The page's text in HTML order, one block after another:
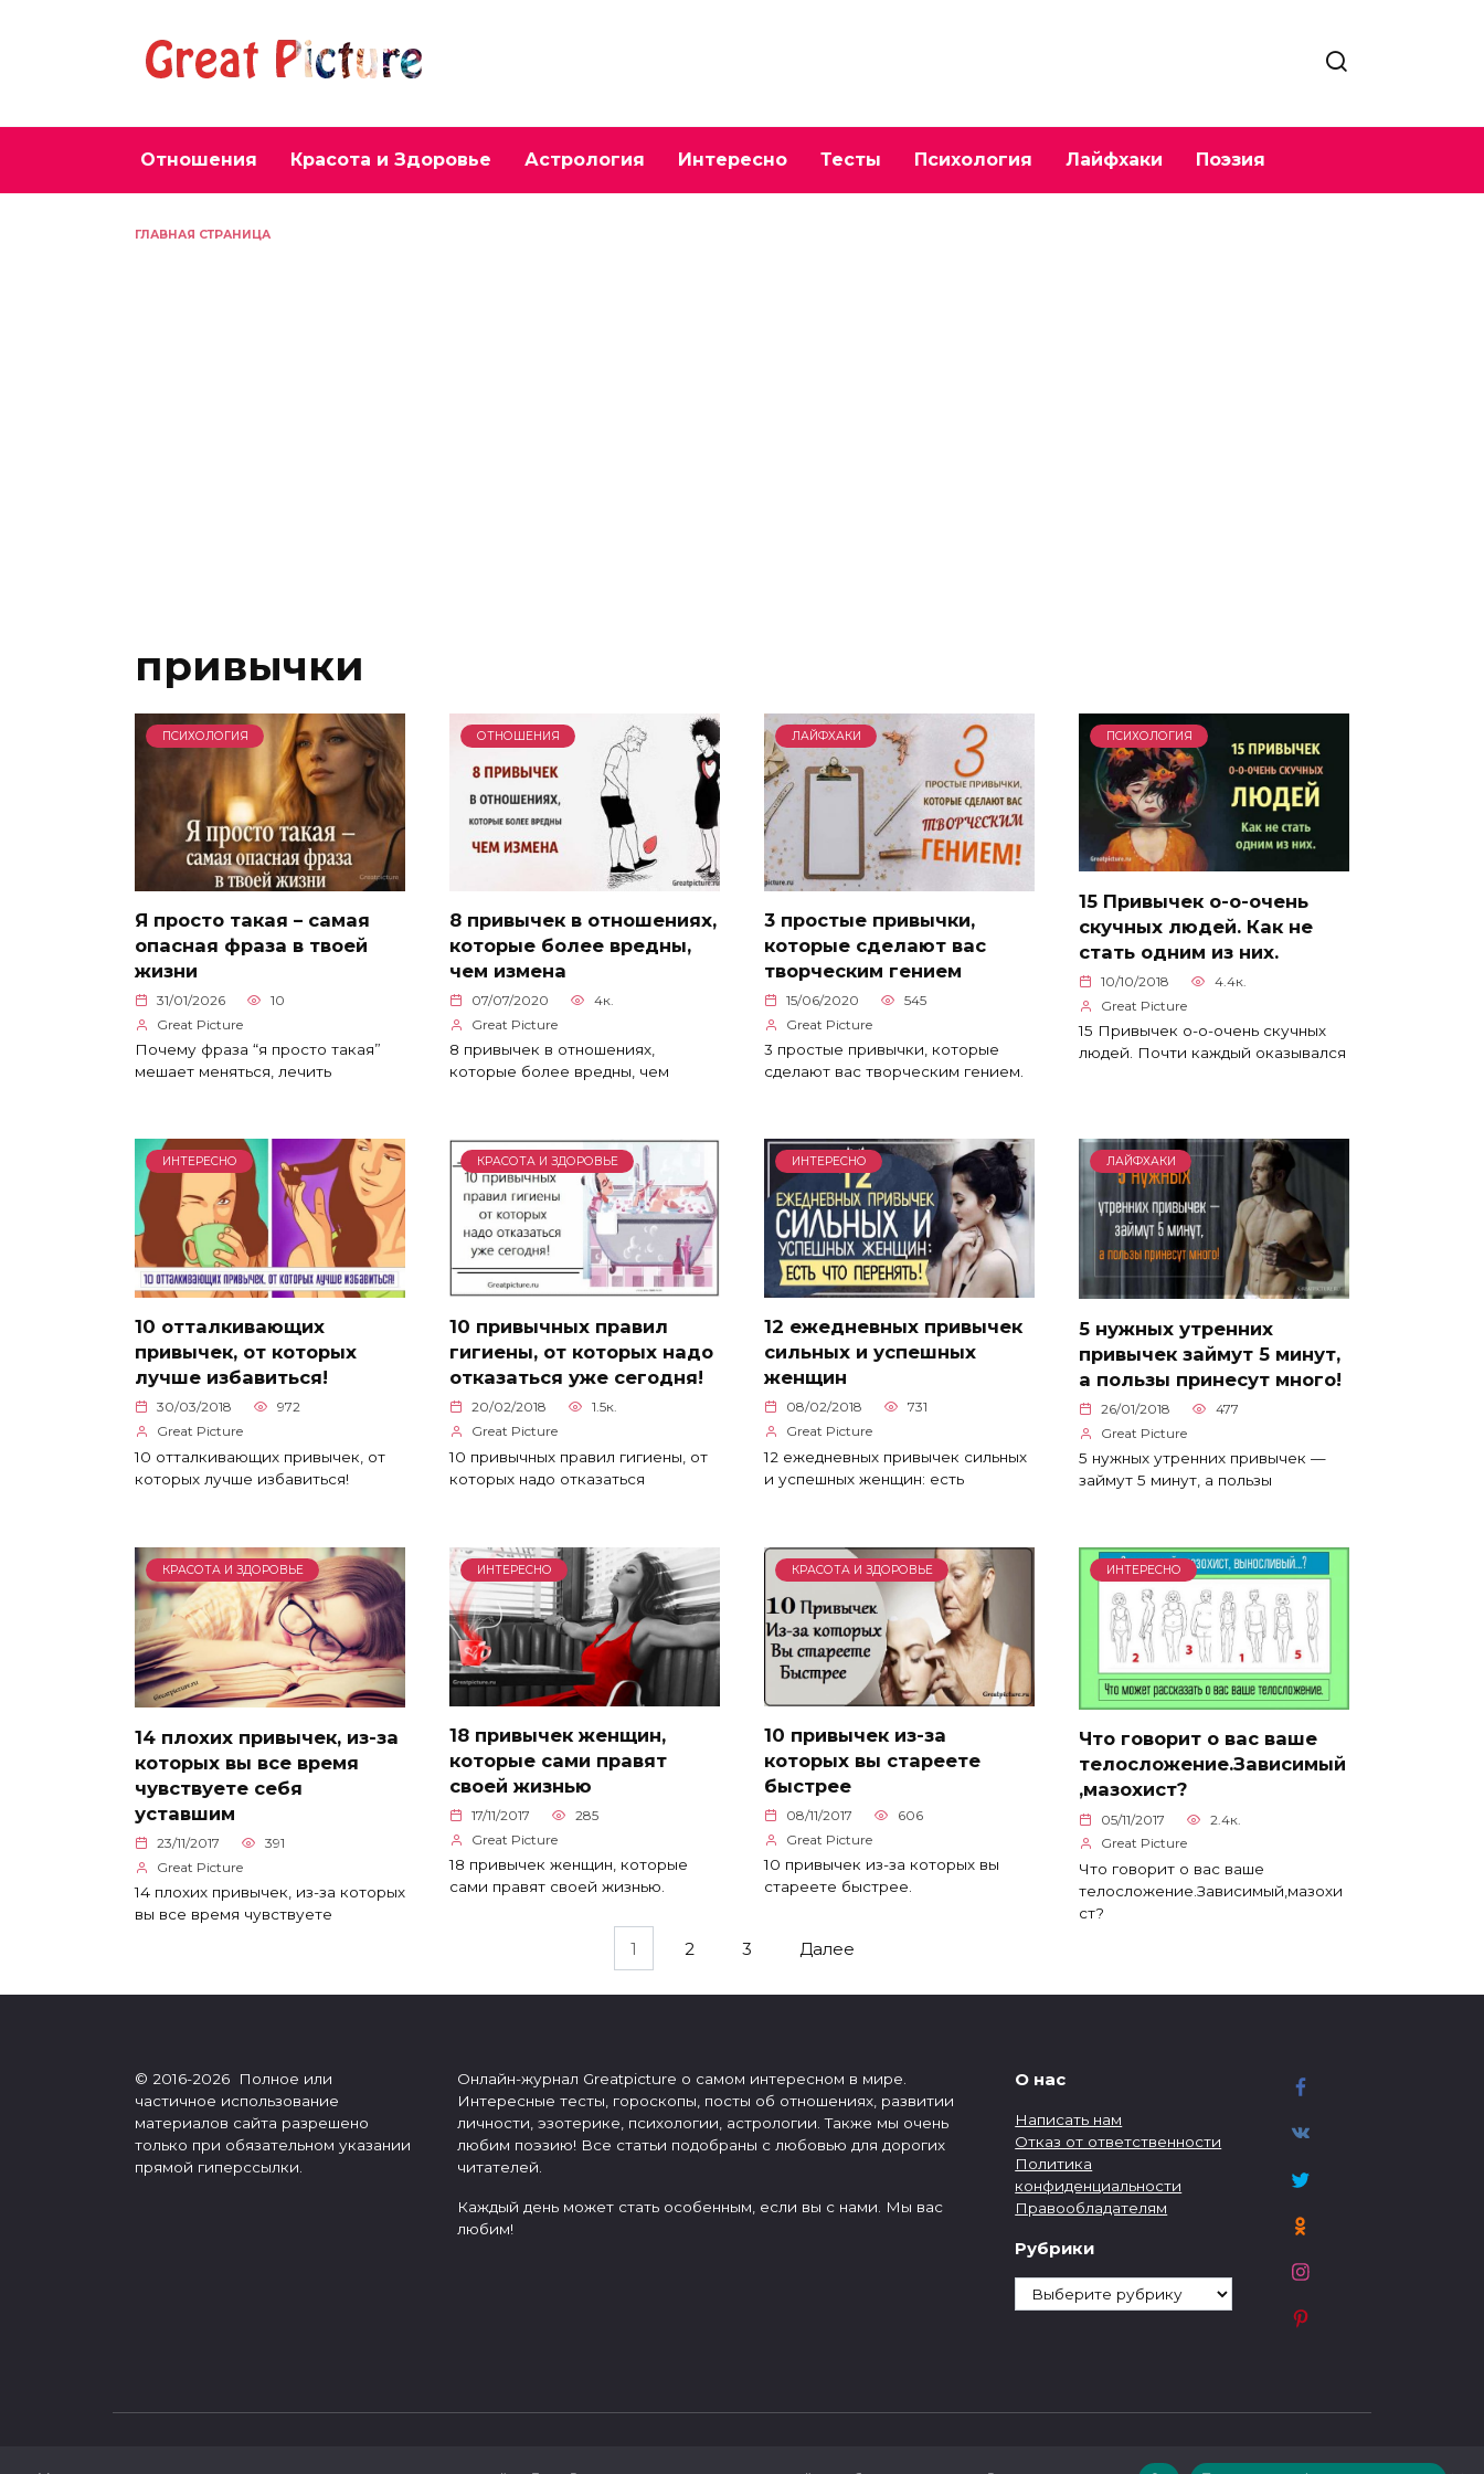
Отношения Красота и Здоровье Астрология Интересно Тесты Психология Лайфхаки Поэзия
ГЛАВНАЯ СТРАНИЦА
привычки
ПСИХОЛОГИЯ
Я просто такая – самая
опасная фраза в твоей
жизни
31/01/2026
10
Great Picture
Почему фраза “я просто такая”
мешает меняться, лечить
ОТНОШЕНИЯ
8 привычек в отношениях,
которые более вредны,
чем измена
07/07/2020
4к.
Great Picture
8 привычек в отношениях,
которые более вредны, чем
ЛАЙФХАКИ
3 простые привычки,
которые сделают вас
творческим гением
15/06/2020
545
Great Picture
3 простые привычки, которые
сделают вас творческим гением.
ПСИХОЛОГИЯ
15 Привычек о-о-очень
скучных людей. Как не
стать одним из них.
10/10/2018
4.4к.
Great Picture
15 Привычек о-о-очень скучных
людей. Почти каждый оказывался
ИНТЕРЕСНО
10 отталкивающих
привычек, от которых
лучше избавиться!
30/03/2018
972
Great Picture
10 отталкивающих привычек, от
которых лучше избавиться!
КРАСОТА И ЗДОРОВЬЕ
10 привычных правил
гигиены, от которых надо
отказаться уже сегодня!
20/02/2018
1.5к.
Great Picture
10 привычных правил гигиены, от
которых надо отказаться
ИНТЕРЕСНО
12 ежедневных привычек
сильных и успешных
женщин
08/02/2018
731
Great Picture
12 ежедневных привычек сильных
и успешных женщин: есть
ЛАЙФХАКИ
5 нужных утренних
привычек займут 5 минут,
а пользы принесут много!
26/01/2018
477
Great Picture
5 нужных утренних привычек —
займут 5 минут, а пользы
КРАСОТА И ЗДОРОВЬЕ
14 плохих привычек, из-за
которых вы все время
чувствуете себя
уставшим
23/11/2017
391
Great Picture
14 плохих привычек, из-за которых
вы все время чувствуете
ИНТЕРЕСНО
18 привычек женщин,
которые сами правят
своей жизнью
17/11/2017
285
Great Picture
18 привычек женщин, которые
сами правят своей жизнью.
КРАСОТА И ЗДОРОВЬЕ
10 привычек из-за
которых вы стареете
быстрее
08/11/2017
606
Great Picture
10 привычек из-за которых вы
стареете быстрее.
ИНТЕРЕСНО
Что говорит о вас ваше
телосложение.Зависимый
,мазохист?
05/11/2017
2.4к.
Great Picture
Что говорит о вас ваше
телосложение.Зависимый,мазохи
ст?
1 2 3 Далее
© 2016-2026 Полное или
частичное использование
материалов сайта разрешено
только при обязательном указании
прямой гиперссылки.
Онлайн-журнал Greatpicture о самом интересном в мире.
Интересные тесты, гороскопы, посты об отношениях, развитии
личности, эзотерике, психологии, астрологии. Также мы очень
любим поэзию! Все статьи подобраны с любовью для дорогих
читателей.
Каждый день может стать особенным, если вы с нами. Мы вас
любим!
О нас
Написать нам
Отказ от ответственности
Политика
конфиденциальности
Правообладателям
Рубрики
Рубрики